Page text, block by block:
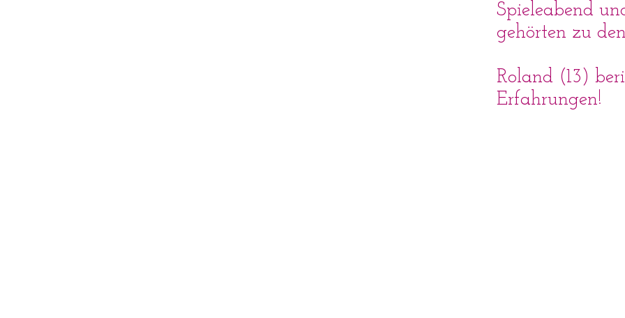
Spieleabend
gehörten zu
Roland (13)
Erfahrungen!